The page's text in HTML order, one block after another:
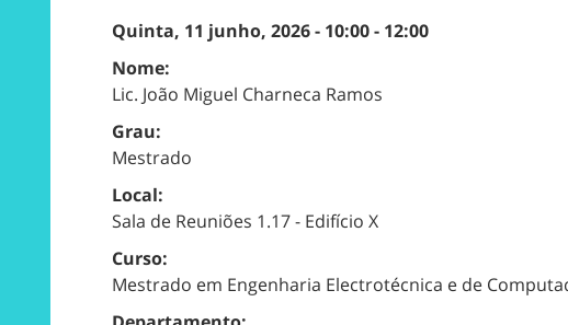
Quinta, 11 junho, 2026 - 10:00- 12:00
Nome:
Lic. João Miguel Charneca Ramos
Grau:
Mestrado
Local:
Sala de Reuniões 1.17 - Edifício X
Curso:
Mestrado em Engenharia Electrotécnica e de